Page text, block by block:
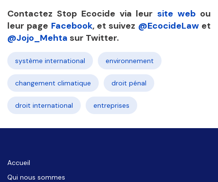
Contactez Stop Ecocide via leursite web ou
leur page Facebook, et suivez @EcocideLawet
@Jojo_Mehta sur Twitter.
système international environnement
changement climatique droit pénal
droit international entreprises
Accueil
Qui nous sommes